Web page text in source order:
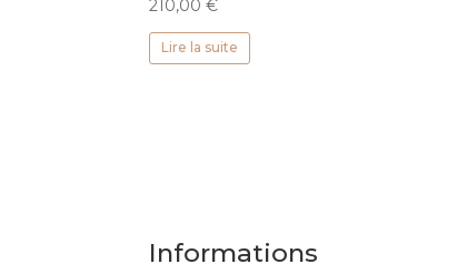
210,00€
Lire la suite
Informations